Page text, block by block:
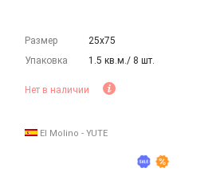
Размер
25х75
Упаковка
1.5 кв.м./ 8 шт.
Нет в наличии
El Molino - YUTE